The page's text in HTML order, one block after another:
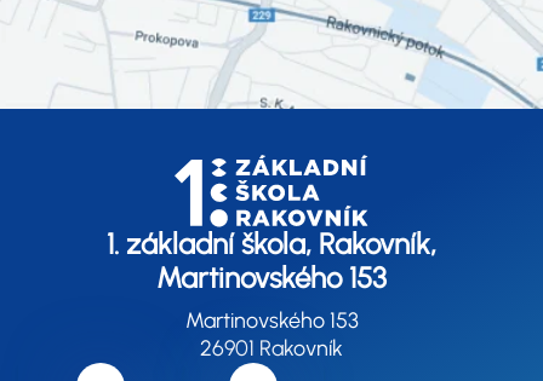
1. základní škola, Rakovník,
Martinovského 153
Martinovského 153
26901 Rakovník